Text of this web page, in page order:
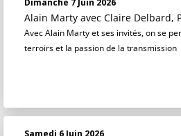
Dimanche 7 Juin 2026
Alain Marty avec Claire Delbard,
Avec Alain Marty et ses invités, on se
terroirs et la passion de la transmission
Samedi 6 Juin 2026